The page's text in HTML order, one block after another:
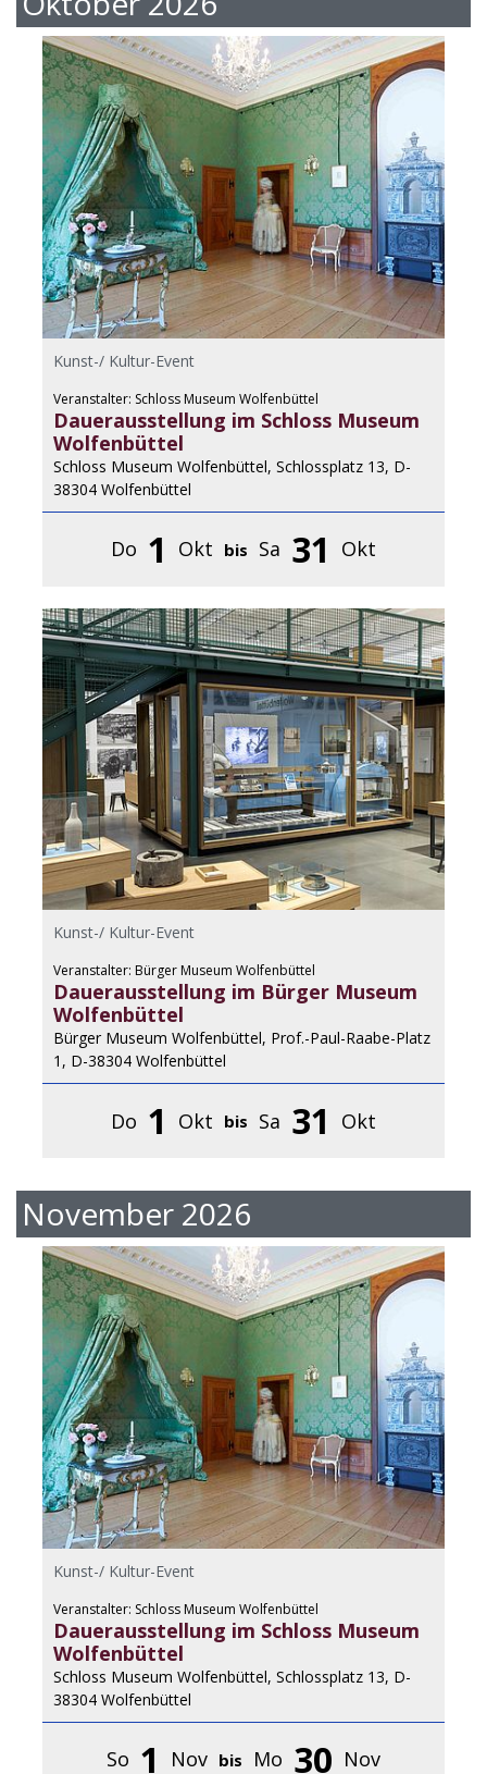
Kunst-/ Kultur-Event
Veranstalter: Schloss Museum Wolfenbüttel
Dauerausstellung im Schloss Museum
Wolfenbüttel
Schloss Museum Wolfenbüttel, Schlossplatz 13, D-
38304 Wolfenbüttel
Do 1 Okt bis Sa 31 Okt
Kunst-/ Kultur-Event
Veranstalter: Bürger Museum Wolfenbüttel
Dauerausstellung im Bürger Museum
Wolfenbüttel
Bürger Museum Wolfenbüttel, Prof.-Paul-Raabe-Platz
1, D-38304 Wolfenbüttel
Do 1 Okt bis Sa 31 Okt
November 2026
Kunst-/ Kultur-Event
Veranstalter: Schloss Museum Wolfenbüttel
Dauerausstellung im Schloss Museum
Wolfenbüttel
Schloss Museum Wolfenbüttel, Schlossplatz 13, D-
38304 Wolfenbüttel
So 1 Nov bis Mo 30 Nov